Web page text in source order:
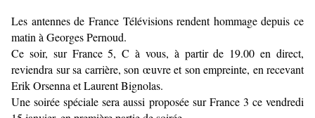
Les antennes de France Télévisions rendent hommage depuis ce
matin à Georges Pernoud.
Ce soir, sur France 5, C à vous, à partir de 19.00 en direct,
reviendra sur sa carrière, son œuvre et son empreinte, en recevant
Erik Orsenna et Laurent Bignolas.
Une soirée spéciale sera aussi proposée sur France 3 ce vendredi